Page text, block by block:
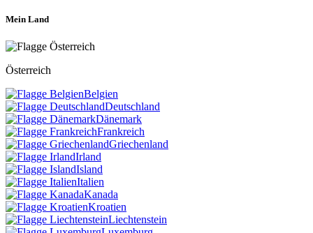
Mein Land
Österreich
Belgien
Deutschland
Dänemark
Frankreich
Griechenland
Irland
Island
Italien
Kanada
Kroatien
Liechtenstein